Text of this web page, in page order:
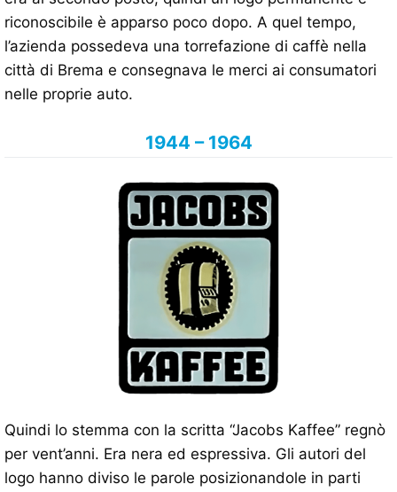
riconoscibile è apparso poco dopo. A quel tempo,
l’azienda possedeva una torrefazione di caffè nella
città di Brema e consegnava le merci ai consumatori
nelle proprie auto.
1944 – 1964
Quindi lo stemma con la scritta “Jacobs Kaffee” regnò
per vent’anni. Era nera ed espressiva. Gli autori del
logo hanno diviso le parole posizionandole in parti